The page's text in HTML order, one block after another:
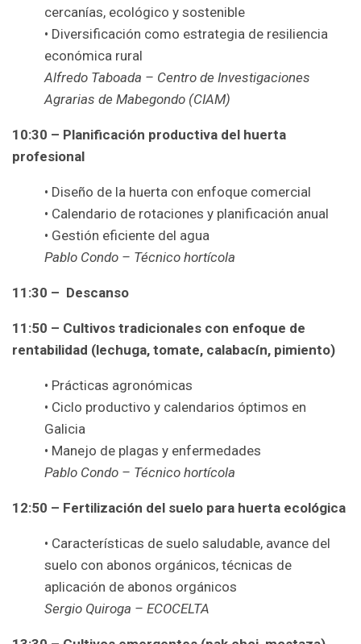
cercanías, ecológico y sostenible
• Diversificación como estrategia de resiliencia
económica rural
Alfredo Taboada – Centro de Investigaciones
Agrarias de Mabegondo (CIAM)
10:30 – Planificación productiva del huerta
profesional
• Diseño de la huerta con enfoque comercial
• Calendario de rotaciones y planificación anual
• Gestión eficiente del agua
Pablo Condo – Técnico hortícola
11:30 – Descanso
11:50 – Cultivos tradicionales con enfoque de
rentabilidad (lechuga, tomate, calabacín, pimiento)
• Prácticas agronómicas
• Ciclo productivo y calendarios óptimos en
Galicia
• Manejo de plagas y enfermedades
Pablo Condo – Técnico hortícola
12:50 – Fertilización del suelo para huerta ecológica
• Características de suelo saludable, avance del
suelo con abonos orgánicos, técnicas de
aplicación de abonos orgánicos
Sergio Quiroga – ECOCELTA